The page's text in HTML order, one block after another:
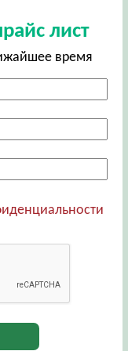
лист
время